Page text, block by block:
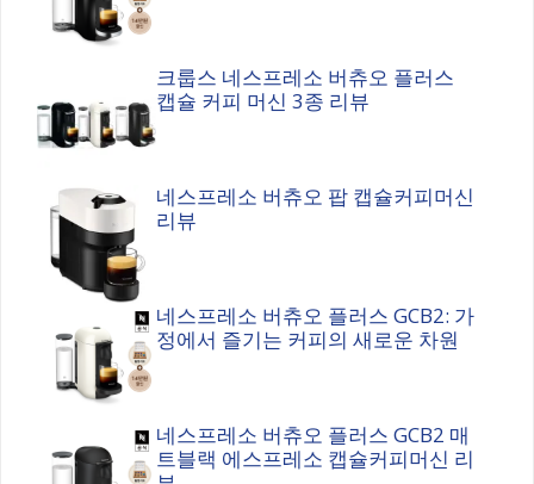
크룹스 네스프레소 버츄오 플러스
캡슐 커피 머신 3종 리뷰
네스프레소 버츄오 팝 캡슐커피머신
리뷰
네스프레소 버츄오 플러스 GCB2: 가
정에서 즐기는 커피의 새로운 차원
네스프레소 버츄오 플러스 GCB2 매
트블랙 에스프레소 캡슐커피머신 리